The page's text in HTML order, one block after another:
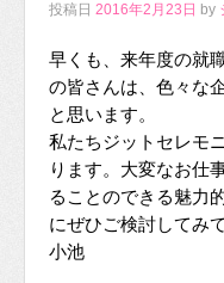
投稿日 2016年2月23日 by
早くも、来年度の就
の皆さんは、色々な
と思います。
私たちジットセレモ
ります。大変なお仕
ることのできる魅力
にぜひご検討してみ
小池